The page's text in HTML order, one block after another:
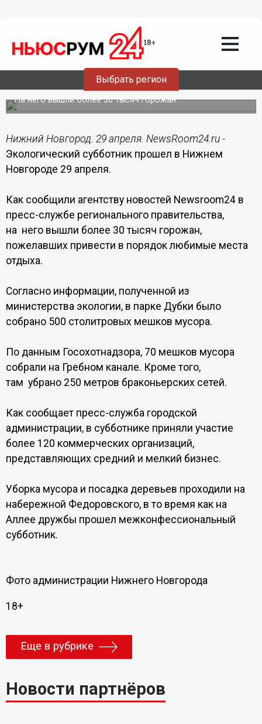
Выбрать регион
29.04.201716:37
Экологический субботник прошел в
Нижнем Новгороде 29 апреля
На него вышли более 30 тысяч горожан.
Нижний Новгород. 29 апреля. NewsRoom24.ru -
Экологический субботник прошел в Нижнем
Новгороде 29 апреля.
Как сообщили агентству новостей Newsroom24 в
пресс-службе регионального правительства,
на него вышли более 30 тысяч горожан,
пожелавших привести в порядок любимые места
отдыха.
Согласно информации, полученной из
министерства экологии, в парке Дубки было
собрано 500 столитровых мешков мусора.
По данным Госохотнадзора, 70 мешков мусора
собрали на Гребном канале. Кроме того,
там убрано 250 метров браконьерских сетей.
Как сообщает пресс-служба городской
администрации, в субботнике приняли участие
более 120 коммерческих организаций,
представляющих средний и мелкий бизнес.
Уборка мусора и посадка деревьев проходили на
набережной Федоровского, в то время как на
Аллее дружбы прошел межконфессиональный
субботник.
Фото администрации Нижнего Новгорода
18+
Еще в рубрике
Новости партнёров